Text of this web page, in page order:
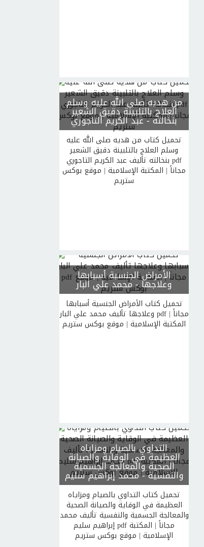
من هديه صلى الله عليه وسلم
العلاج بالتلبينة دقيق الشعير
بنخالته- عبد الكريم التاجوري
تحميل كتاب من هديه صلى الله عليه
وسلم العلاج بالتلبينة دقيق الشعير
بنخالته تأليف عبد الكريم التاجوري pdf
مجاناً | المكتبة الإسلامية | موقع بوكس
ستريم
الأمراض الجنسية أسبابها
وعلاجها- محمد علي البار
تحميل كتاب الأمراض الجنسية أسبابها
وعلاجها تأليف محمد علي البار pdf مجاناً |
المكتبة الإسلامية | موقع بوكس ستريم
التداوي بالصيام ومزاياه
العظيمة في الوقاية والصيانة
الصحية والمعالجة الجسمية
والنفسية - محمد إبراهيم سليم
تحميل كتاب التداوي بالصيام ومزاياه
العظيمة في الوقاية والصيانة الصحية
والمعالجة الجسمية والنفسية تأليف محمد
إبراهيم سليم pdf مجاناً | المكتبة
الإسلامية | موقع بوكس ستريم